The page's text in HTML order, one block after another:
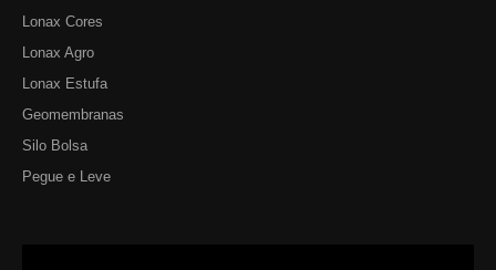
Lonax Cores
Lonax Agro
Lonax Estufa
Geomembranas
Silo Bolsa
Pegue e Leve